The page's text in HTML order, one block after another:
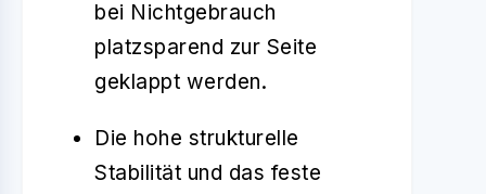
bei Nichtgebrauch
platzsparend zur Seite
geklappt werden.
Die hohe strukturelle
Stabilität und das feste